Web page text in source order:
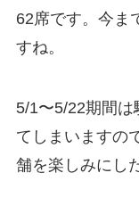
62席です。今ま
すね。
5/1〜5/22期間
てしまいますの
舗を楽しみにし